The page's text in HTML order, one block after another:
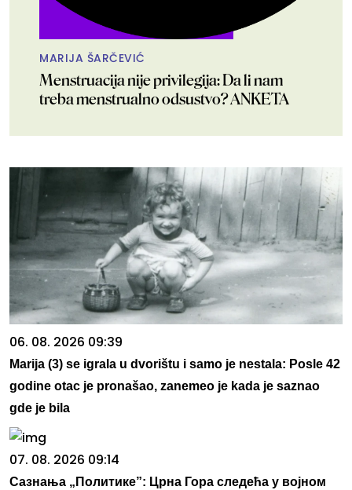
MARIJA ŠARČEVIĆ
Menstruacija nije privilegija: Da li nam
treba menstrualno odsustvo? ANKETA
06. 08. 2026 09:39
Marija (3) se igrala u dvorištu i samo je nestala: Posle 42
godine otac je pronašao, zanemeo je kada je saznao
gde je bila
07. 08. 2026 09:14
Сазнања „Политике”: Црна Гора следећа у војном